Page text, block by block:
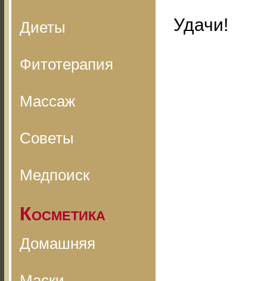
Диеты
Фитотерапия
Массаж
Советы
Медпоиск
Косметика
Домашняя
Удачи!